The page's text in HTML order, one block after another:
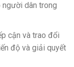
dân trong
cận và trao đổi
độ và giải quyết